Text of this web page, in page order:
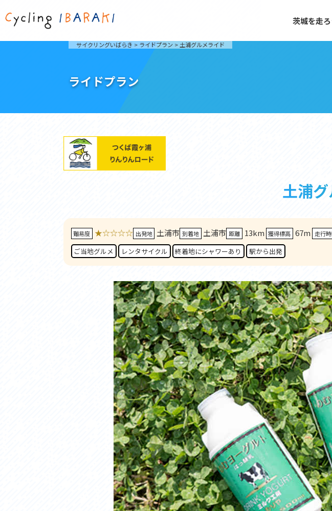
茨城を走ろ
自然が豊かで東京からも近い茨城県は、サイクリン
グに人気です。茨城県でのサイクリングの楽しみ方
サイクリングに茨城が人気の理由
3大サイクリングエリア
おすすめスタートポイント
おすすめグルメ
コース紹介
アクセス
おすすめスタートポイント
おすすめスポット
おすすめグルメ
サイクリストにやさしい宿
広域レンタサイクル
自転車修理施設
サイクルサポートステーション
休憩所・トイレ
サポートライダー
りんりんスクエア土浦
つくば霞ヶ浦りんりんロード利活用推進協
オリジナルグッズ
台湾「大東北角観光圏」との観光友好交流
旧筑波鉄道を廻る旅
袋田の滝、八溝山、竜神大吊橋など、里山の風景
広がる。起伏や勾配を感じる走りごたえのある
コース紹介
アクセス
おすすめスタートポイント
おすすめスポット
おすすめグルメ
ライドプラン
サイクリストにやさしい宿
レンタサイクル
サイクルサポートステーション
自転車修理施設
サポートライダー
奥久慈里山ヒルクライムルート利活用推進
協議会
サイクリングいばらき > ライドプラン > 土浦グルメライド
ライドプラン
土浦
難易度 ★☆☆☆☆ 出発地 土浦市 到着地 土浦市 距離 13km 獲得標高 67m 走行
ご当地グルメ レンタサイクル 終着地にシャワーあり 駅から出発